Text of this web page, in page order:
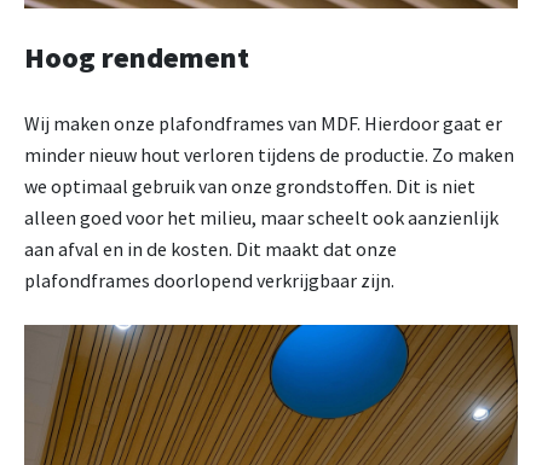
Hoog rendement
Wij maken onze plafondframes van MDF. Hierdoor gaat er
minder nieuw hout verloren tijdens de productie. Zo maken
we optimaal gebruik van onze grondstoffen. Dit is niet
alleen goed voor het milieu, maar scheelt ook aanzienlijk
aan afval en in de kosten. Dit maakt dat onze
plafondframes doorlopend verkrijgbaar zijn.